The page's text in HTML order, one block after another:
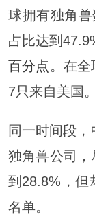
球拥有独角
占比达到
百分点 。在
7只来自美国。
同一时间段
独角兽公司
到28.8%，但
名单。